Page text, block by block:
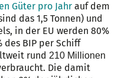
Güter pro Jahr auf dem
das 1,5 Tonnen) und
in der EU werden 80%
des BIP per Schiff
rund 210 Millionen
Die damit